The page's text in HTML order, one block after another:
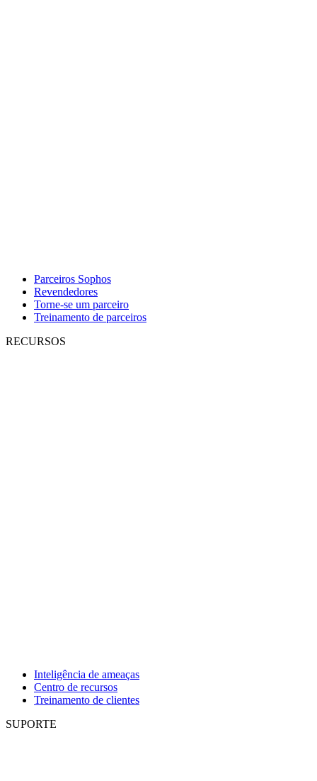
Parceiros Sophos
Revendedores
Torne-se um parceiro
Treinamento de parceiros
RECURSOS
Inteligência de ameaças
Centro de recursos
Treinamento de clientes
SUPORTE